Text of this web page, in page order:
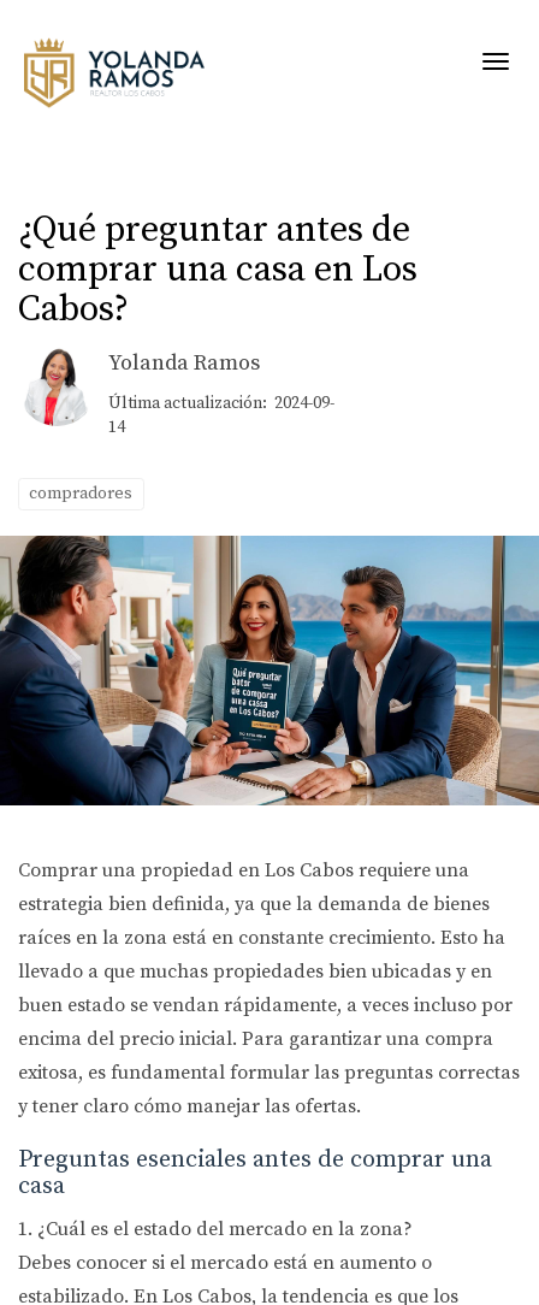
¿Qué preguntar antes de
comprar una casa en Los
Cabos?
Yolanda Ramos
Última actualización: 2024-09-
14
compradores
Comprar una propiedad en Los Cabos requiere una
estrategia bien definida, ya que la demanda de bienes
raíces en la zona está en constante crecimiento. Esto ha
llevado a que muchas propiedades bien ubicadas y en
buen estado se vendan rápidamente, a veces incluso por
encima del precio inicial. Para garantizar una compra
exitosa, es fundamental formular las preguntas correctas
y tener claro cómo manejar las ofertas.
Preguntas esenciales antes de comprar una
casa
1. ¿Cuál es el estado del mercado en la zona?
Debes conocer si el mercado está en aumento o
estabilizado. En Los Cabos, la tendencia es que los